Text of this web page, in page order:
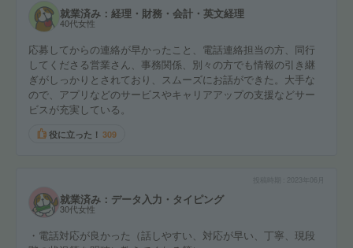
就業済み：経理・財務・会計・英文経理
40代女性
応募してからの連絡が早かったこと、電話連絡担当の方、同行
してくださる営業さん、事務関係、別々の方でも情報の引き継
ぎがしっかりとされており、スムーズにお話ができた。大手な
ので、アプリなどのサービスやキャリアアップの支援などサー
ビスが充実している。
役に立った！ 309
就業済み：データ入力・タイピング
30代女性
・電話対応が良かった（話しやすい、対応が早い、丁寧、現段